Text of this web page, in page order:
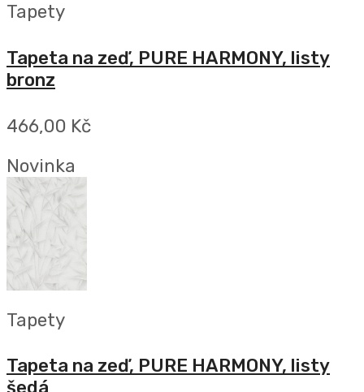
Tapety
Tapeta na zeď, PURE HARMONY, listy
bronz
466,00 Kč
Novinka
Tapety
Tapeta na zeď, PURE HARMONY, listy